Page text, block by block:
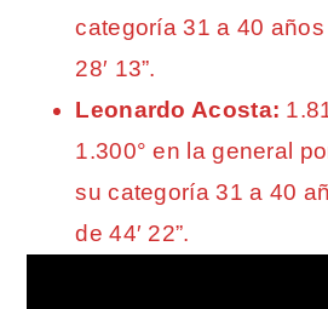
categoría 31 a 40
28′ 13”.
Leonardo Acosta:
1.300° en la general
su categoría 31 a 40
de 44′ 22”.